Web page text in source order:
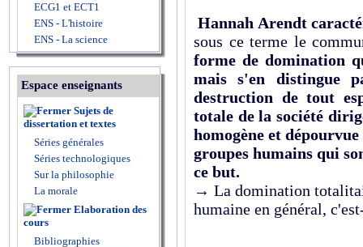
ECG1 et ECT1
ENS - L'histoire
ENS - La science
Espace enseignants
Sujets de
dissertation et textes
Séries générales
Séries technologiques
Sur la philosophie
La morale
Elaboration des
cours
Bibliographies
Hannah Arendt
sous ce terme le
forme de domination
mais s'en distingue
destruction de tout
totale de la société
homogène et
groupes humains qui
ce but.
→ La domination
humaine en général,